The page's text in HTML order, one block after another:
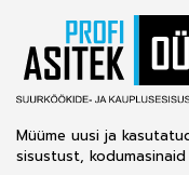
Müüme uusi ja
sisustust,